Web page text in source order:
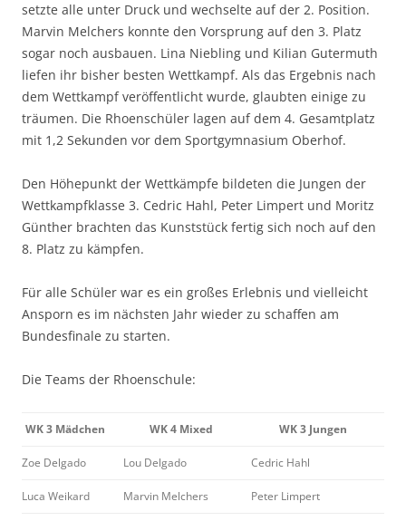
setzte alle unter Druck und wechselte auf der 2. Position.
Marvin Melchers konnte den Vorsprung auf den 3. Platz
sogar noch ausbauen. Lina Niebling und Kilian Gutermuth
liefen ihr bisher besten Wettkampf. Als das Ergebnis nach
dem Wettkampf veröffentlicht wurde, glaubten einige zu
träumen. Die Rhoenschüler lagen auf dem 4. Gesamtplatz
mit 1,2 Sekunden vor dem Sportgymnasium Oberhof.
Den Höhepunkt der Wettkämpfe bildeten die Jungen der
Wettkampfklasse 3. Cedric Hahl, Peter Limpert und Moritz
Günther brachten das Kunststück fertig sich noch auf den
8. Platz zu kämpfen.
Für alle Schüler war es ein großes Erlebnis und vielleicht
Ansporn es im nächsten Jahr wieder zu schaffen am
Bundesfinale zu starten.
Die Teams der Rhoenschule:
WK 3 Mädchen WK 4 Mixed WK 3 Jungen
Zoe Delgado Lou Delgado Cedric Hahl
Luca Weikard Marvin Melchers Peter Limpert